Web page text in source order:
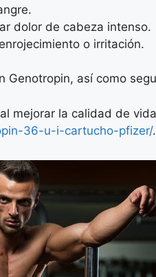
dolor de cabeza intenso.
o irritación.
así como
mejorar la calidad de
36-u-i-cartucho-pfizer/.